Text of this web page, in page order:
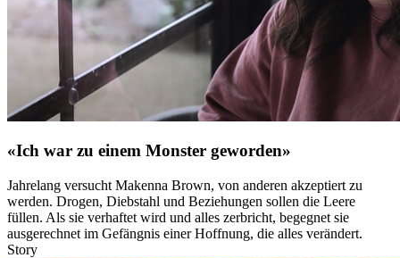
«Ich war zu einem Monster geworden»
Jahrelang versucht Makenna Brown, von anderen akzeptiert zu
werden. Drogen, Diebstahl und Beziehungen sollen die Leere
füllen. Als sie verhaftet wird und alles zerbricht, begegnet sie
ausgerechnet im Gefängnis einer Hoffnung, die alles verändert.
Story